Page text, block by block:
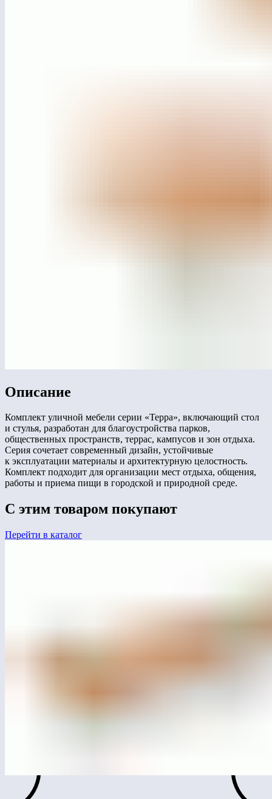
Описание
Комплект уличной мебели серии «Терра», включающий стол
и стулья, разработан для благоустройства парков,
общественных пространств, террас, кампусов и зон отдыха.
Серия сочетает современный дизайн, устойчивые
к эксплуатации материалы и архитектурную целостность.
Комплект подходит для организации мест отдыха, общения,
работы и приема пищи в городской и природной среде.
С этим товаром покупают
Перейти в каталог